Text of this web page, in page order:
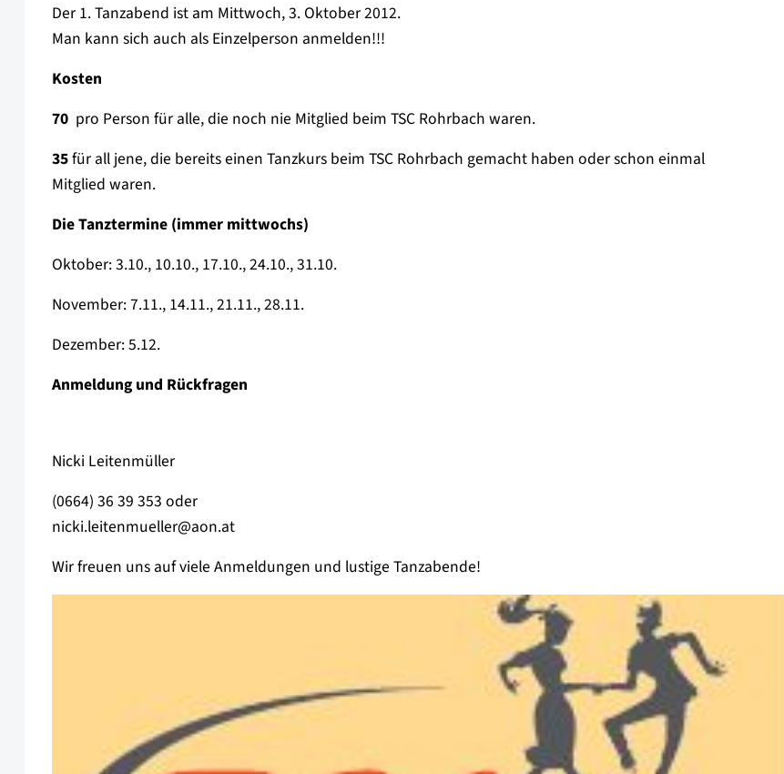
Der 1. Tanzabend ist am Mittwoch, 3. Oktober 2012.
Man kann sich auch als Einzelperson anmelden!!!
Kosten
70  pro Person für alle, die noch nie Mitglied beim TSC Rohrbach waren.
35für all jene, die bereits einen Tanzkurs beim TSC Rohrbach gemacht haben oder schon einmal
Mitglied waren.
Die Tanztermine (immer mittwochs)
Oktober: 3.10., 10.10., 17.10., 24.10., 31.10.
November: 7.11., 14.11., 21.11., 28.11.
Dezember: 5.12.
Anmeldung und Rückfragen
Nicki Leitenmüller
(0664) 36 39 353 oder
nicki.leitenmueller@aon.at
Wir freuen uns auf viele Anmeldungen und lustige Tanzabende!